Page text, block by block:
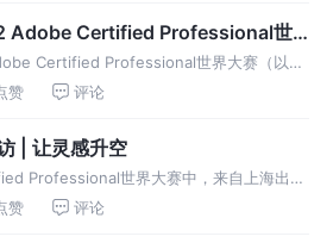
Adobe Certified Professional世
Certified Professional世界大赛（以下
区正式拉开帷幕 青岛黄海学院创建于
赞 评论
| 让灵感升空
Professional世界大赛中，来自上海出版
学凭借作品《让灵感升空》斩获中国赛区
赞 评论